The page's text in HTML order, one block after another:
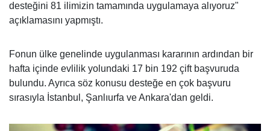
desteğini 81 ilimizin tamamında uygulamaya alıyoruz"
açıklamasını yapmıştı.
Fonun ülke genelinde uygulanması kararının ardından bir
hafta içinde evlilik yolundaki 17 bin 192 çift başvuruda
bulundu. Ayrıca söz konusu desteğe en çok başvuru
sırasıyla İstanbul, Şanlıurfa ve Ankara'dan geldi.